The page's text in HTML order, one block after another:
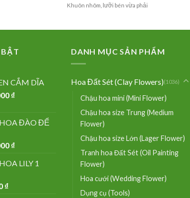
Khuôn nhôm, lưỡi bén vừa phải
CẮM DĨA
₫
ĐÀO ĐỂ
₫
LILY 1
₫
DANH MỤC SẢN PHẨM
Hoa Đất Sét (Clay Flowers)(1036)
Chậu hoa mini (Mini Flower)
Chậu hoa size Trung (Medium
Flower)
Chậu hoa size Lớn (Lager Flower)
Tranh hoa Đất Sét (Oil Painting
Flower)
Hoa cưới (Wedding Flower)
Dụng cụ (Tools)